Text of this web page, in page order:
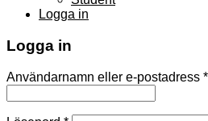
Logga in
Logga in
Användarnamn eller e-postadress *